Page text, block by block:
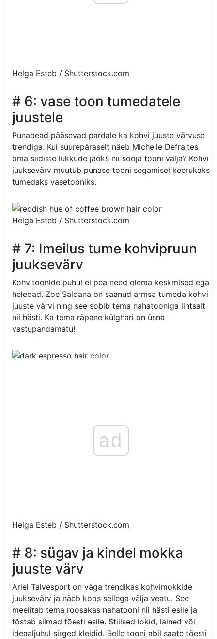
Helga Esteb / Shutterstock.com
# 6: vase toon tumedatele
juustele
Punapead pääsevad pardale ka kohvi juuste värvuse
trendiga. Kui suurepäraselt näeb Michelle Defraites
oma siidiste lukkude jaoks nii sooja tooni välja? Kohvi
juuksevärv muutub punase tooni segamisel keerukaks
tumedaks vasetooniks.
Helga Esteb / Shutterstock.com
# 7: Imeilus tume kohvipruun
juuksevärv
Kohvitoonide puhul ei pea need olema keskmised ega
heledad. Zoe Saldana on saanud armsa tumeda kohvi
juuste värvi ning see sobib tema nahatooniga lihtsalt
nii hästi. Ka tema räpane külghari on üsna
vastupandamatu!
ad
Helga Esteb / Shutterstock.com
# 8: sügav ja kindel mokka
juuste värv
Ariel Talvesport on väga trendikas kohvimokkide
juuksevärv ja näeb koos sellega välja veatu. See
meelitab tema roosakas nahatooni nii hästi esile ja
tõstab silmad tõesti esile. Stiilsed lokid, lained või
ideaaljuhul sirged kleidid. Selle tooni abil saate tõesti